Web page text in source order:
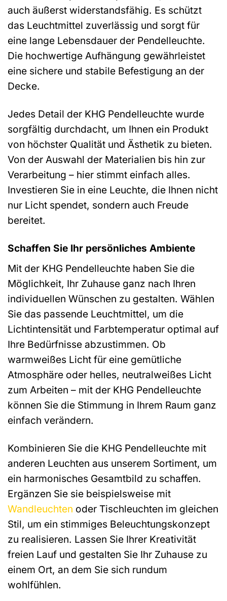
auch äußerst widerstandsfähig. Es schützt
das Leuchtmittel zuverlässig und sorgt für
eine lange Lebensdauer der Pendelleuchte.
Die hochwertige Aufhängung gewährleistet
eine sichere und stabile Befestigung an der
Decke.
Jedes Detail der KHG Pendelleuchte wurde
sorgfältig durchdacht, um Ihnen ein Produkt
von höchster Qualität und Ästhetik zu bieten.
Von der Auswahl der Materialien bis hin zur
Verarbeitung – hier stimmt einfach alles.
Investieren Sie in eine Leuchte, die Ihnen nicht
nur Licht spendet, sondern auch Freude
bereitet.
Schaffen Sie Ihr persönliches Ambiente
Mit der KHG Pendelleuchte haben Sie die
Möglichkeit, Ihr Zuhause ganz nach Ihren
individuellen Wünschen zu gestalten. Wählen
Sie das passende Leuchtmittel, um die
Lichtintensität und Farbtemperatur optimal auf
Ihre Bedürfnisse abzustimmen. Ob
warmweißes Licht für eine gemütliche
Atmosphäre oder helles, neutralweißes Licht
zum Arbeiten – mit der KHG Pendelleuchte
können Sie die Stimmung in Ihrem Raum ganz
einfach verändern.
Kombinieren Sie die KHG Pendelleuchte mit
anderen Leuchten aus unserem Sortiment, um
ein harmonisches Gesamtbild zu schaffen.
Ergänzen Sie sie beispielsweise mit
Wandleuchten oder Tischleuchten im gleichen
Stil, um ein stimmiges Beleuchtungskonzept
zu realisieren. Lassen Sie Ihrer Kreativität
freien Lauf und gestalten Sie Ihr Zuhause zu
einem Ort, an dem Sie sich rundum
wohlfühlen.